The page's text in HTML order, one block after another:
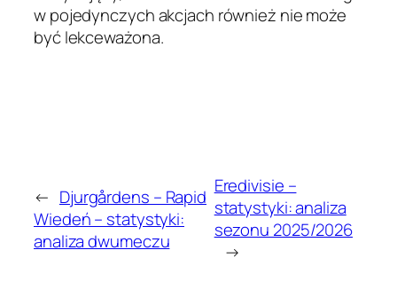
w pojedynczych akcjach również nie może
być lekceważona.
← Djurgårdens – Rapid
Wiedeń – statystyki:
analiza dwumeczu
Eredivisie –
statystyki: analiza
sezonu 2025/2026
→